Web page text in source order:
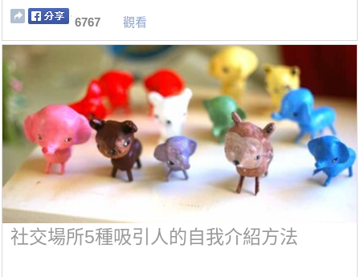
6767 觀看
社交場所5種吸引人的自我介紹方法